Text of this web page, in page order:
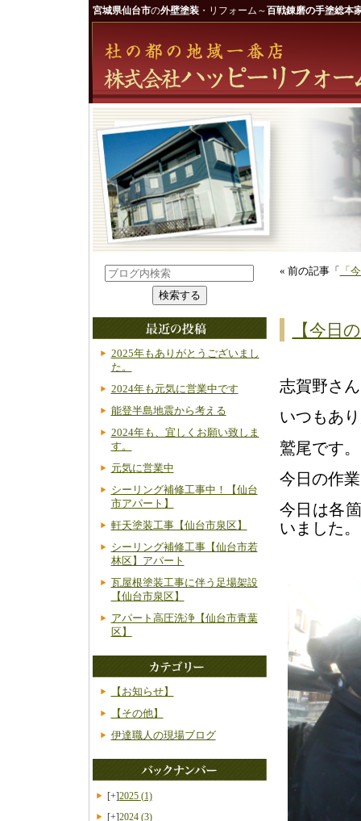
宮城県仙台市の外壁塗装 ・リフォーム～百戦錬磨の手塗総本
« 前の記事「 「
【今日
志賀野さん
いつもあ
鷲尾です。
今日の作
今日は各
いました。
2025年もありがとうございまし
た。
2024年も元気に営業中です
能登半島地震から考える
2024年も、宜しくお願い致しま
す。
元気に営業中
シーリング補修工事中！【仙台
市アパート】
軒天塗装工事【仙台市泉区】
シーリング補修工事【仙台市若
林区】アパート
瓦屋根塗装工事に伴う足場架設
【仙台市泉区】
アパート高圧洗浄【仙台市青葉
区】
【お知らせ】
【その他】
伊達職人の現場ブログ
[+]2025 (1)
[+]2024 (3)